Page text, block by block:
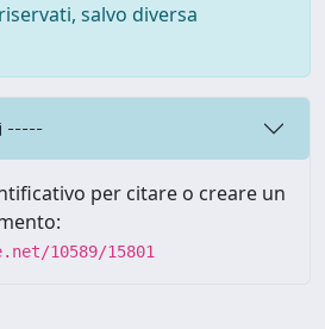
salvo diversa
-----
per citare o creare un
10589/15801